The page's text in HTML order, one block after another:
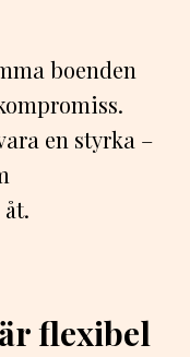
boenden
en styrka –
flexibel